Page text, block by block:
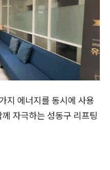
지 에너지를 동시에 사용
자극하는 성동구 리프팅